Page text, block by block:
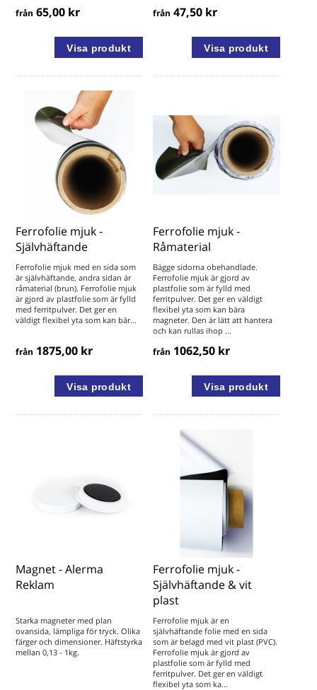
från 65,00 kr från 47,50 kr
Ferrofolie mjuk -
Självhäftande
Ferrofolie mjuk med en sida som
är självhäftande, andra sidan är
råmaterial (brun). Ferrofolie mjuk
är gjord av plastfolie som är fylld
med ferritpulver. Det ger en
väldigt flexibel yta som kan bär...
från 1875,00 kr
Ferrofolie mjuk -
Råmaterial
Bägge sidorna obehandlade.
Ferrofolie mjuk är gjord av
plastfolie som är fylld med
ferritpulver. Det ger en väldigt
flexibel yta som kan bära
magneter. Den är lätt att hantera
och kan rullas ihop ...
från 1062,50 kr
Magnet - Alerma
Reklam
Starka magneter med plan
ovansida, lämpliga för tryck. Olika
färger och dimensioner. Häftstyrka
mellan 0,13 - 1kg.
Ferrofolie mjuk -
Självhäftande & vit
plast
Ferrofolie mjuk är en
självhäftande folie med en sida
som är belagd med vit plast (PVC).
Ferrofolie mjuk är gjord av
plastfolie som är fylld med
ferritpulver. Det ger en väldigt
flexibel yta som ka...